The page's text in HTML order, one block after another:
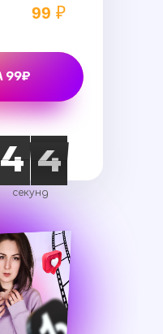
99 ₽
5
4
4
5 3
2
2
3
секунд